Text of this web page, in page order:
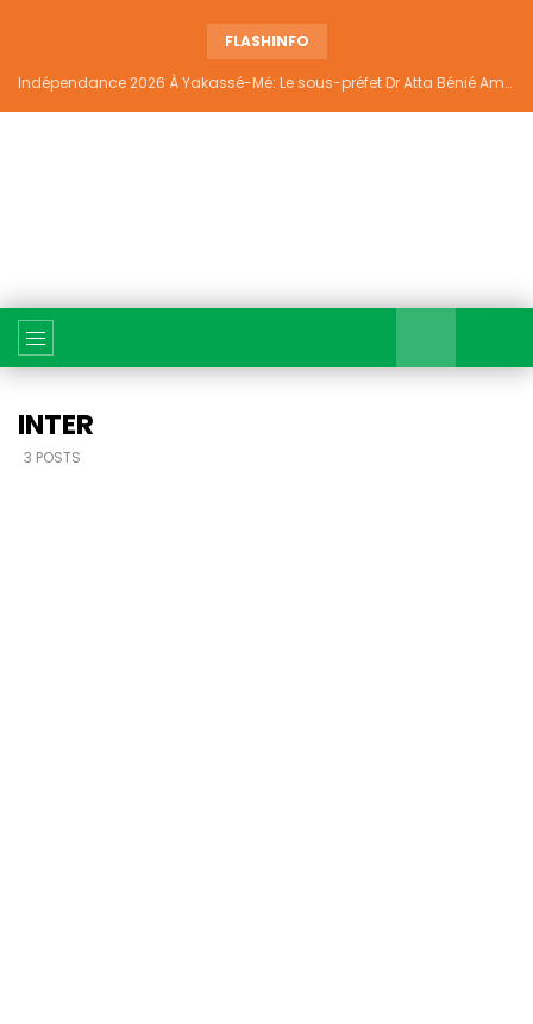
FLASHINFO
Indépendance 2026 À Yakassé-Mé: Le sous-préfet Dr Atta Bénié Amédé appelle à l’unité, à la sécurité et au développement
INTER
3 POSTS